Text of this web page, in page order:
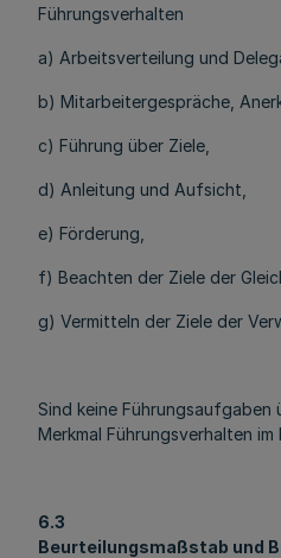
Führungsverhalten
a) Arbeitsverteilung und
b) Mitarbeitergespräche,
c) Führung über Ziele,
d) Anleitung und Aufsicht,
e) Förderung,
f) Beachten der Ziele der
g) Vermitteln der Ziele der
Sind keine Führungsaufgaben
Merkmal Führungsverhalten
6.3
Beurteilungsmaßstab und